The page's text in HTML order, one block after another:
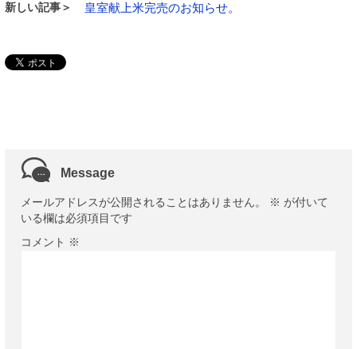
新しい記事＞ 皇室献上米完売のお知らせ。
Message
メールアドレスが公開されることはありません。 ※ が付いて
いる欄は必須項目です
コメント ※